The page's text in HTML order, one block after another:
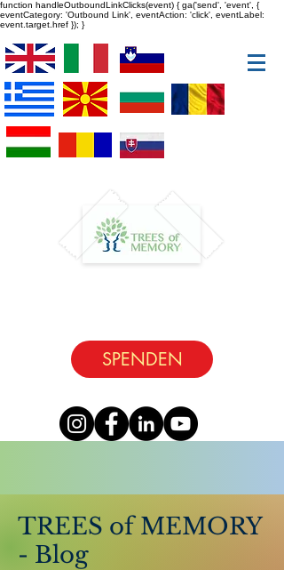
function handleOutboundLinkClicks(event) { ga('send', 'event', {
eventCategory: 'Outbound Link', eventAction: 'click', eventLabel:
event.target.href }); }
SPENDEN
TREES of MEMORY
- Blog